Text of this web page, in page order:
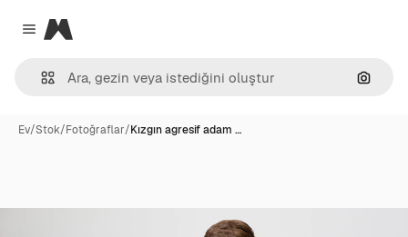
Close menu
Magnific
Ev/Stok/Fotoğraflar/Kızgın agresif adam …